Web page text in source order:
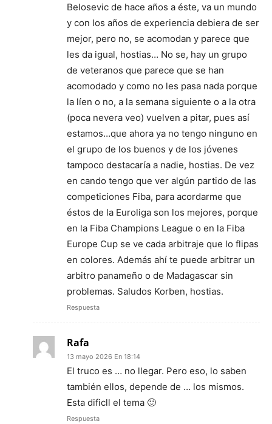
Belosevic de hace años a éste, va un mundo
y con los años de experiencia debiera de ser
mejor, pero no, se acomodan y parece que
les da igual, hostias… No se, hay un grupo
de veteranos que parece que se han
acomodado y como no les pasa nada porque
la líen o no, a la semana siguiente o a la otra
(poca nevera veo) vuelven a pitar, pues así
estamos…que ahora ya no tengo ninguno en
el grupo de los buenos y de los jóvenes
tampoco destacaría a nadie, hostias. De vez
en cando tengo que ver algún partido de las
competiciones Fiba, para acordarme que
éstos de la Euroliga son los mejores, porque
en la Fiba Champions League o en la Fiba
Europe Cup se ve cada arbitraje que lo flipas
en colores. Además ahí te puede arbitrar un
arbitro panameño o de Madagascar sin
problemas. Saludos Korben, hostias.
Respuesta
Rafa
13 mayo 2026 En 18:14
El truco es … no llegar. Pero eso, lo saben
también ellos, depende de … los mismos.
Esta dificll el tema 🙂
Respuesta